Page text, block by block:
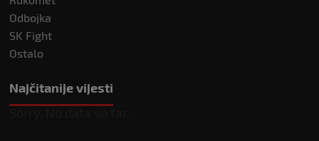
Odbojka
SK Fight
Ostalo
Najčitanije vijesti